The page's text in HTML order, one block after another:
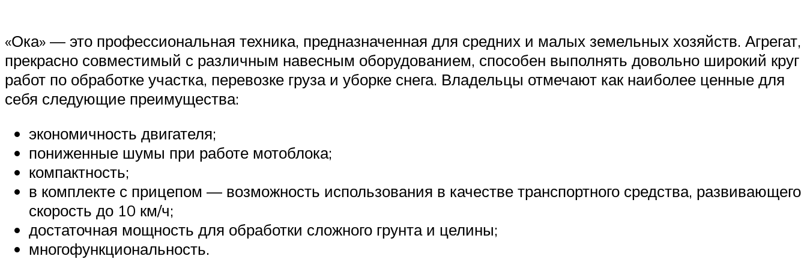
«Ока» — это профессиональная техника, предназначенная для средних и малых земельных хозяйств. Агрегат,
прекрасно совместимый с различным навесным оборудованием, способен выполнять довольно широкий круг
работ по обработке участка, перевозке груза и уборке снега. Владельцы отмечают как наиболее ценные для
себя следующие преимущества:
экономичность двигателя;
пониженные шумы при работе мотоблока;
компактность;
в комплекте с прицепом — возможность использования в качестве транспортного средства, развивающего
скорость до 10 км/ч;
достаточная мощность для обработки сложного грунта и целины;
многофункциональность.